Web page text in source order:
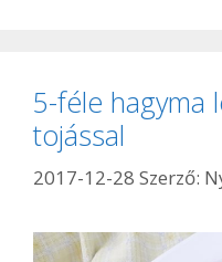
5-féle hagyma
tojással
2017-12-28 Szerző: